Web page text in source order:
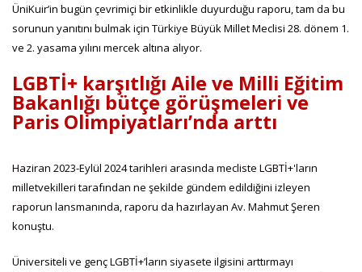
ÜniKuir’in bugün çevrimiçi bir etkinlikle duyurduğu raporu, tam da bu
sorunun yanıtını bulmak için Türkiye Büyük Millet Meclisi 28. dönem 1.
ve 2. yasama yılını mercek altına alıyor.
LGBTİ+ karşıtlığı Aile ve Milli Eğitim
Bakanlığı bütçe görüşmeleri ve
Paris Olimpiyatları’nda arttı
Haziran 2023-Eylül 2024 tarihleri arasında mecliste LGBTİ+'ların
milletvekilleri tarafından ne şekilde gündem edildiğini izleyen
raporun lansmanında, raporu da hazırlayan Av. Mahmut Şeren
konuştu.
Üniversiteli ve genç LGBTİ+’ların siyasete ilgisini arttırmayı